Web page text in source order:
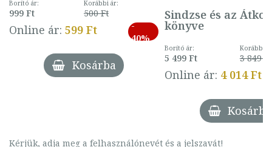
Borító ár:
999 Ft
Korábbi ár:
500 Ft
Online ár: 599 Ft
-
40%
Kosárba
Sindzse és az Átkok
könyve
Borító ár:
5 499 Ft
Korábbi
3 849 Ft
Online ár: 4 014 Ft
Kosárba
Kérjük, adja meg a felhasználónevét és a jelszavát!